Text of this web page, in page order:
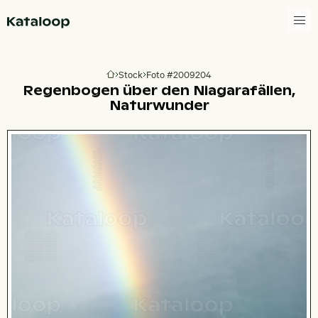
Zur Homepage
Stock Foto #2009204
Regenbogen über den Niagarafällen,
Naturwunder